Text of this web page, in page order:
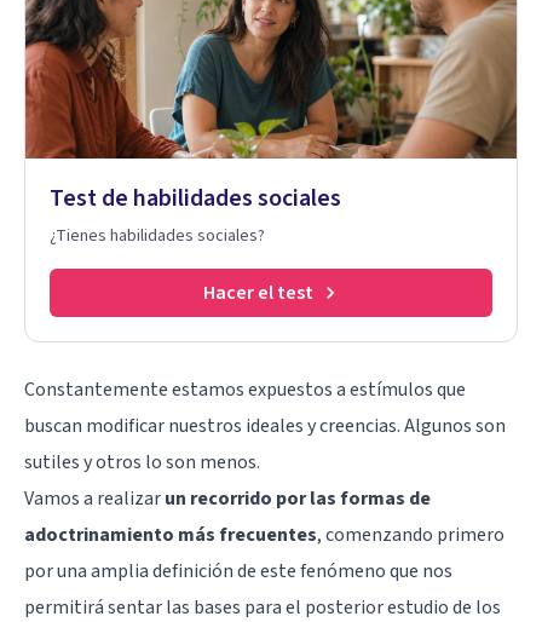
Test de habilidades sociales
¿Tienes habilidades sociales?
Hacer el test
Constantemente estamos expuestos a estímulos que
buscan modificar nuestros ideales y creencias. Algunos son
sutiles y otros lo son menos.
Vamos a realizarun recorrido por las formas de
adoctrinamiento más frecuentes, comenzando primero
por una amplia definición de este fenómeno que nos
permitirá sentar las bases para el posterior estudio de los